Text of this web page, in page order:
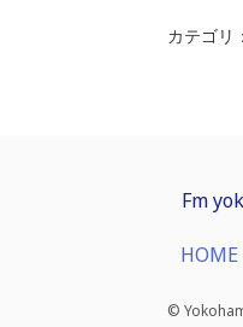
カテゴリ：
Fm
HOME
©